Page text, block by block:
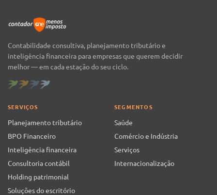
Contabilidade consultiva, planejamento tributário e
inteligência financeira para empresas que querem decidir
melhor — em cada estação do seu ciclo.
SERVIÇOS
Planejamento tributário
BPO Financeiro
Inteligência financeira
Consultoria contábil
Holding patrimonial
Soluções do escritório
SEGMENTOS
Saúde
Comércio e Indústria
Serviços
Internacionalização